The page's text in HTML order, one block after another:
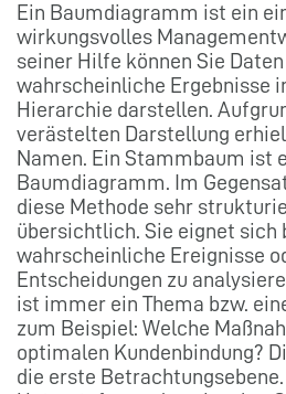
Ein Baumdiagramm ist ein
wirkungsvolles
seiner Hilfe können Sie Daten
wahrscheinliche Ergebnisse
Hierarchie darstellen.
verästelten Darstellung
Namen. Ein Stammbaum ist
Baumdiagramm. Im
diese Methode sehr
übersichtlich. Sie eignet sich
wahrscheinliche Ereignisse
Entscheidungen zu
ist immer ein Thema bzw.
zum Beispiel: Welche
optimalen Kundenbindung?
die erste